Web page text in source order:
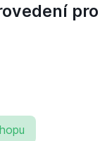
pro